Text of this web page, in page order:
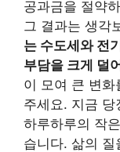
공과금을 절약
그 결과는 생각
는 수도세와 전
부담을 크게 덜
이 모여 큰 변화
주세요. 지금 당
하루하루의 작
습니다. 삶의